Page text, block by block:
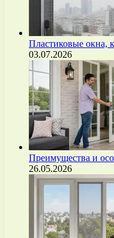
Пластиковые окна,
03.07.2026
Преимущества и
26.05.2026